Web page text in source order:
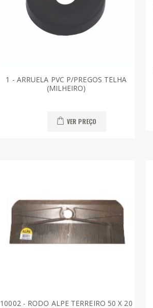
1 - ARRUELA PVC P/PREGOS TELHA
(MILHEIRO)
VER PREÇO
10002 - RODO ALPE TERREIRO 50 X 20